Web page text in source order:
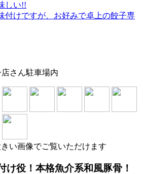
しい!!
付けですが、お好みで卓上の餃子専
さん駐車場内
い画像でご覧いただけます
け役！本格魚介系和風豚骨！